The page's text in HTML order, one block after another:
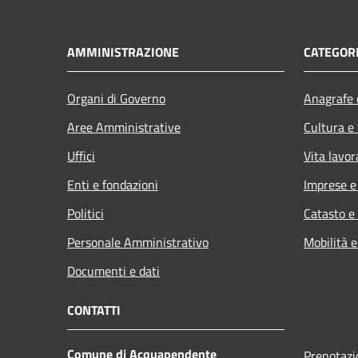
AMMINISTRAZIONE
Organi di Governo
Aree Amministrative
Uffici
Enti e fondazioni
Politici
Personale Amministrativo
Documenti e dati
Cultura
Vita
Imprese
Catasto
Mobilità
CONTATTI
Comune di Acquapendente